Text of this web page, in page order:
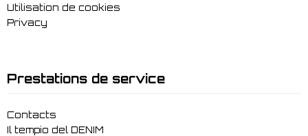
Utilisation de cookies
Privacy
Prestations de service
Contacts
Il tempio del DENIM